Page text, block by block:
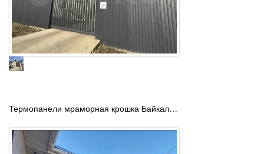
Термопанели мраморная крошка Байкал…